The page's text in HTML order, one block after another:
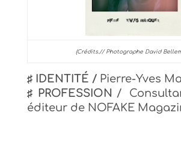
(Crédits.// Photographe David
♯IDENTITÉ / Pierre-Yves
♯ PROFESSION /
éditeur de NOFAKE